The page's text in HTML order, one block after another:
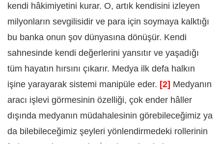
kendi hâkimiyetini kurar. O, artık kendisini izleyen
milyonların sevgilisidir ve para için soymaya kalktığı
bu banka onun şov dünyasına dönüşür. Kendi
sahnesinde kendi değerlerini yansıtır ve yaşadığı
tüm hayatın hırsını çıkarır. Medya ilk defa halkın
işine yarayarak sistemi manipüle eder. [2] Medyanın
aracı işlevi görmesinin özelliği, çok ender hâller
dışında medyanın müdahalesinin görebileceğimiz ya
da bilebileceğimiz şeyleri yönlendirmedeki rollerinin